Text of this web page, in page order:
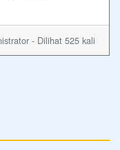
- Dilihat 525 kali